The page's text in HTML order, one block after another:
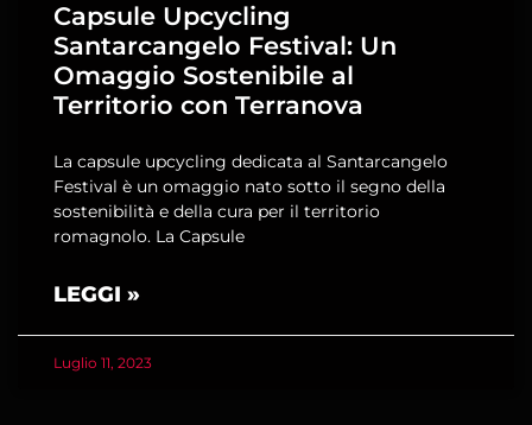
Capsule Upcycling
Santarcangelo Festival: Un
Omaggio Sostenibile al
Territorio con Terranova
La capsule upcycling dedicata al Santarcangelo
Festival è un omaggio nato sotto il segno della
sostenibilità e della cura per il territorio
romagnolo. La Capsule
LEGGI »
Luglio 11, 2023